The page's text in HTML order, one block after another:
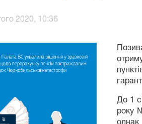
2020, 10:36
До 1
року